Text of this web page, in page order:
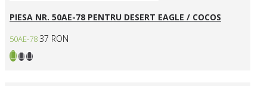
PIESA NR. 50AE-78 PENTRU DESERT EAGLE / COCOS
50AE-78 37 RON